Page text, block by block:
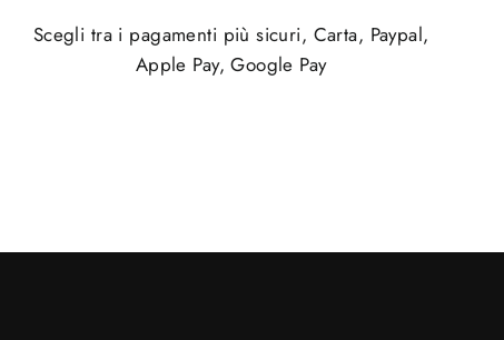
Scegli tra i pagamenti più sicuri, Carta, Paypal,
Apple Pay, Google Pay